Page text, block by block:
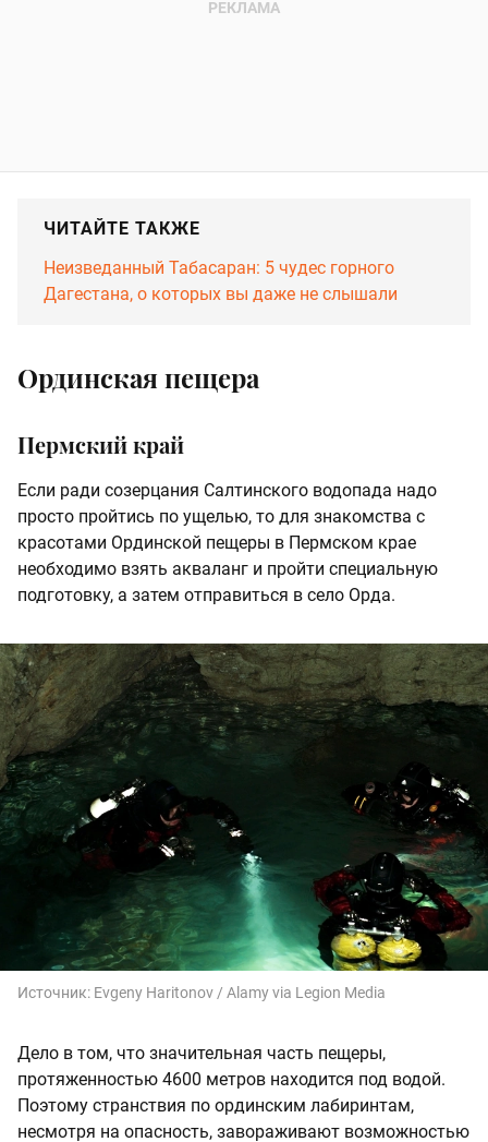
ЧИТАЙТЕ ТАКЖЕ
Неизведанный Табасаран: 5 чудес горного
Дагестана, о которых вы даже не слышали
Ординская пещера
Пермский край
Если ради созерцания Салтинского водопада надо
просто пройтись по ущелью, то для знакомства с
красотами Ординской пещеры в Пермском крае
необходимо взять акваланг и пройти специальную
подготовку, а затем отправиться в село Орда.
Источник: Evgeny Haritonov / Alamy via Legion Media
Дело в том, что значительная часть пещеры,
протяженностью 4600 метров находится под водой.
Поэтому странствия по ординским лабиринтам,
несмотря на опасность, завораживают возможностью